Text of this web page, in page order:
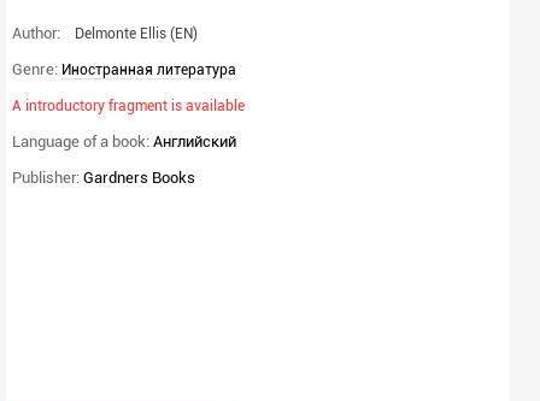
Author: Delmonte Ellis (EN)
Genre: Иностранная литература
A introductory fragment is available
Language of a book: Английский
Publisher: Gardners Books